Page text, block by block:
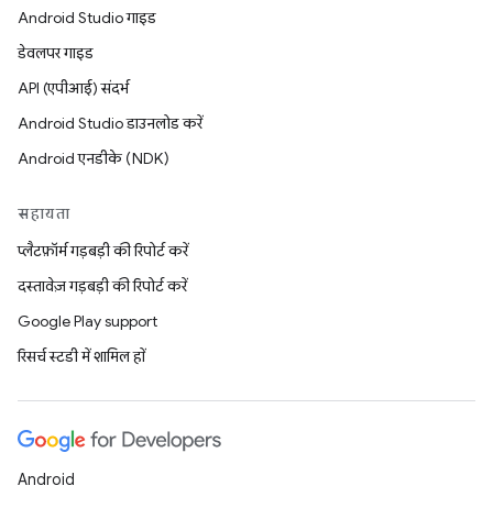
Android Studio गाइड
डेवलपर गाइड
API (एपीआई) संदर्भ
Android Studio डाउनलोड करें
Android एनडीके (NDK)
सहायता
प्लैटफ़ॉर्म गड़बड़ी की रिपोर्ट करें
दस्तावेज़ गड़बड़ी की रिपोर्ट करें
Google Play support
रिसर्च स्टडी में शामिल हों
Android